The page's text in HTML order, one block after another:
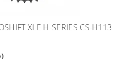
XLE H-SERIES CS-H113